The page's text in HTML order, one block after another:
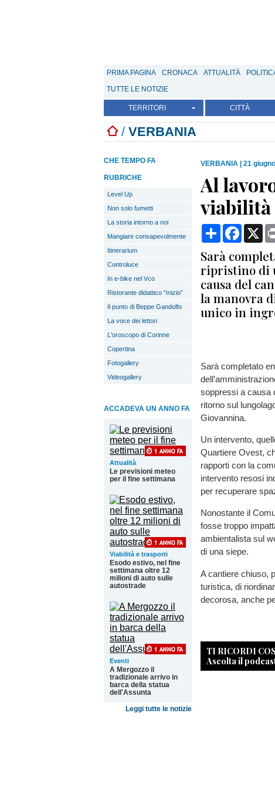
PRIMA PAGINA CRONACA ATTUALITÀ
TUTTE LE NOTIZIE
TERRITORI CITTÀ
/ VERBANIA
CHE TEMPO FA
RUBRICHE
Level Up
Non solo fumetti
La storia intorno a noi
Mangiare consapevolmente
Itinerarium
Controluce
In e-bike nel Vco
Ristorante didattico “Inizio”
Il punto di Beppe Gandolfo
La voce dei lettori
L'oroscopo di Corinne
Copertina
Fotogallery
Videogallery
ACCADEVA UN ANNO FA
Attualità
Le previsioni meteo
per il fine settimana
Viabilità e trasporti
Esodo estivo, nel fine
settimana oltre 12
milioni di auto sulle
autostrade
Eventi
A Mergozzo il
tradizionale arrivo in
barca della statua
dell'Assunta
Leggi tutte le notizie
VERBANIA 21
Al
viabilità
Condividi X
Sarà
ripristino di
causa del
la manovra
unico in
Sarà completato
soppressi a causa
ritorno sul
Giovannina.
Un intervento,
Quartiere Ovest,
rapporti con la
intervento resosi
per recuperare
Nonostante il
fosse troppo
ambientalista sul
di una siepe.
A cantiere chiuso,
turistica, di
decorosa, anche
TI RICORDI
Ascolta il